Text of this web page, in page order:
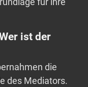
ist der
die
des Mediators.